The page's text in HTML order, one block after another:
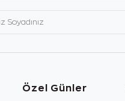
Özel Günler